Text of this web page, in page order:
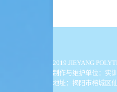
2019 JIEYANG
制作与维护单位：实
地址：揭阳市榕城区